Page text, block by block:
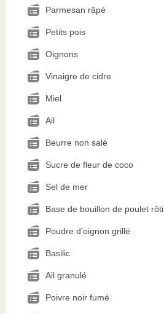
Parmesan râpé
Petits pois
Oignons
Vinaigre de cidre
Miel
Ail
Beurre non salé
Sucre de fleur de coco
Sel de mer
Base de bouillon de poulet rôti
Poudre d’oignon grillé
Basilic
Ail granulé
Poivre noir fumé